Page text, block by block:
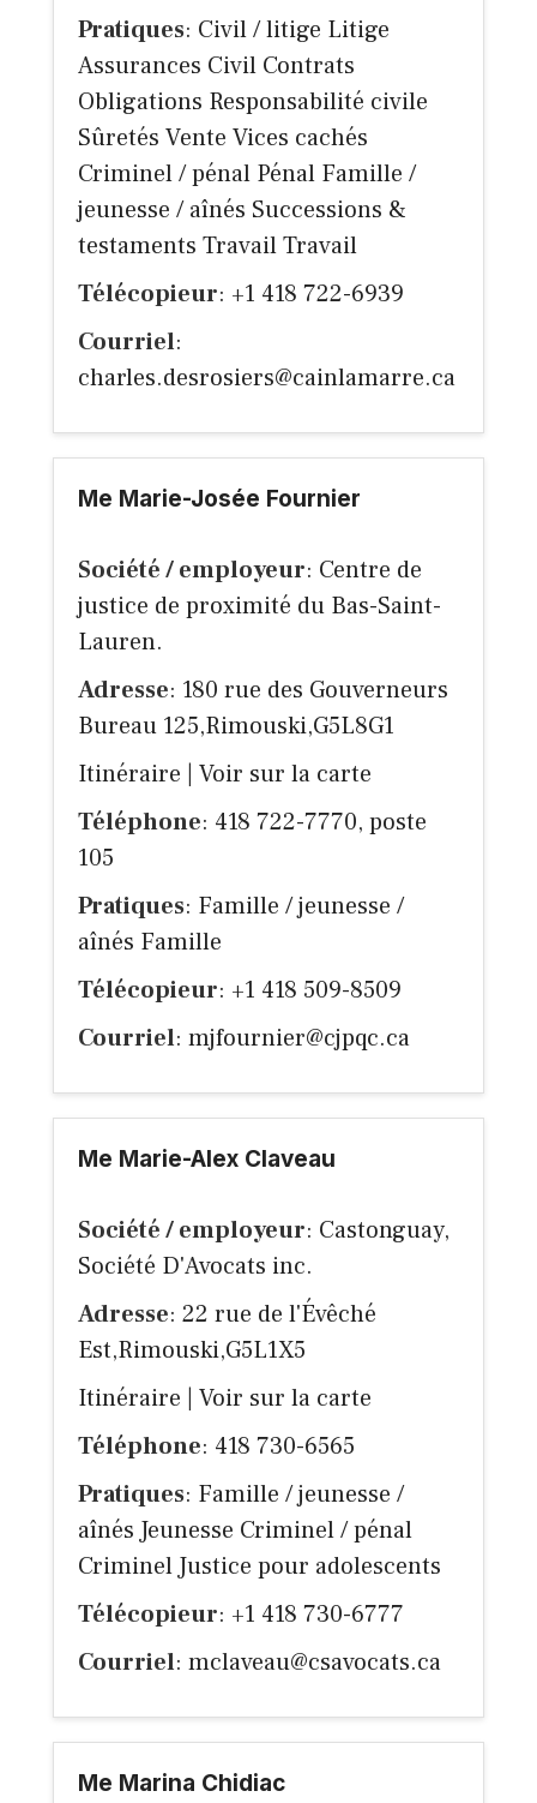
Pratiques: Civil / litige Litige
Assurances Civil Contrats
Obligations Responsabilité civile
Sûretés Vente Vices cachés
Criminel / pénal Pénal Famille /
jeunesse / aînés Successions &
testaments Travail Travail
Télécopieur: +1 418 722-6939
Courriel:
charles.desrosiers@cainlamarre.ca
Me Marie-Josée Fournier
Société / employeur: Centre de
justice de proximité du Bas-Saint-
Lauren.
Adresse: 180 rue des Gouverneurs
Bureau 125,Rimouski,G5L8G1
Itinéraire
Voir sur la carte
Téléphone: 418 722-7770, poste
105
Pratiques: Famille / jeunesse /
aînés Famille
Télécopieur: +1 418 509-8509
Courriel: mjfournier@cjpqc.ca
Me Marie-Alex Claveau
Société / employeur: Castonguay,
Société D'Avocats inc.
Adresse: 22 rue de l'Évêché
Est,Rimouski,G5L1X5
Itinéraire
Voir sur la carte
Téléphone: 418 730-6565
Pratiques: Famille / jeunesse /
aînés Jeunesse Criminel / pénal
Criminel Justice pour adolescents
Télécopieur: +1 418 730-6777
Courriel: mclaveau@csavocats.ca
Me Marina Chidiac